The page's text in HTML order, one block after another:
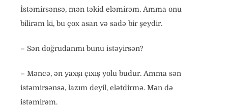
İstəmirsənsə, mən təkid eləmirəm. Amma onu
bilirəm ki, bu çox asan və sadə bir şeydir.
– Sən doğrudanmı bunu istəyirsən?
– Məncə, ən yaxşı çıxış yolu budur. Amma sən
istəmirsənsə, lazım deyil, elətdirmə. Mən də
istəmirəm.